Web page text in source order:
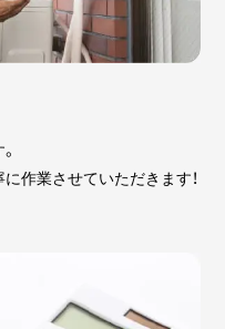
作業させていただきます！